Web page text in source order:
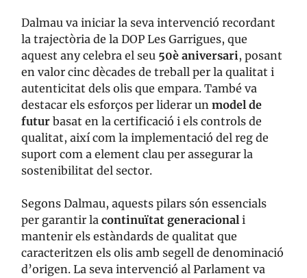
Dalmau va iniciar la seva intervenció recordant
la trajectòria de la DOP Les Garrigues, que
aquest any celebra el seu 50è aniversari, posant
en valor cinc dècades de treball per la qualitat i
autenticitat dels olis que empara. També va
destacar els esforços per liderar un model de
futur basat en la certificació i els controls de
qualitat, així com la implementació del reg de
suport com a element clau per assegurar la
sostenibilitat del sector.
Segons Dalmau, aquests pilars són essencials
per garantir la continuïtat generacional i
mantenir els estàndards de qualitat que
caracteritzen els olis amb segell de denominació
d’origen. La seva intervenció al Parlament va